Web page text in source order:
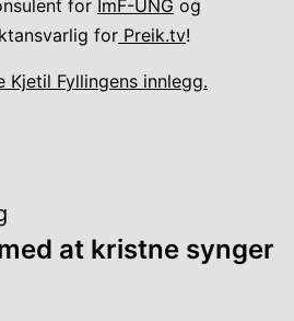
for ImF-UNG og
for Preik.tv!
Kjetil Fyllingens innlegg.
at kristne synger